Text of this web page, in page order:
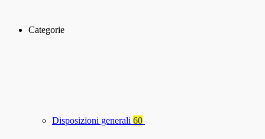
Categorie
Disposizioni generali 60